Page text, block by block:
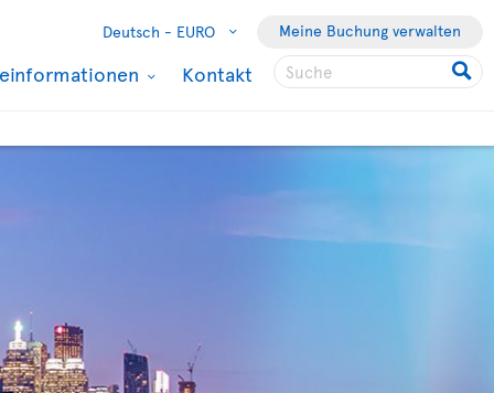
Deutsch - EURO Meine Buchung verwalten
Kontakt